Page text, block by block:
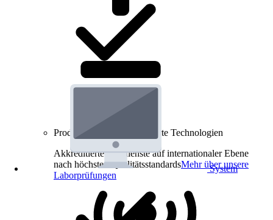
System
Produkt-Prüfungen für smarte Technologien
Akkreditierte Prüfdienste auf internationaler Ebene
nach höchsten QualitätsstandardsMehr über unsere
Laborprüfungen